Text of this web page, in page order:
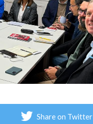
Share on Twitter